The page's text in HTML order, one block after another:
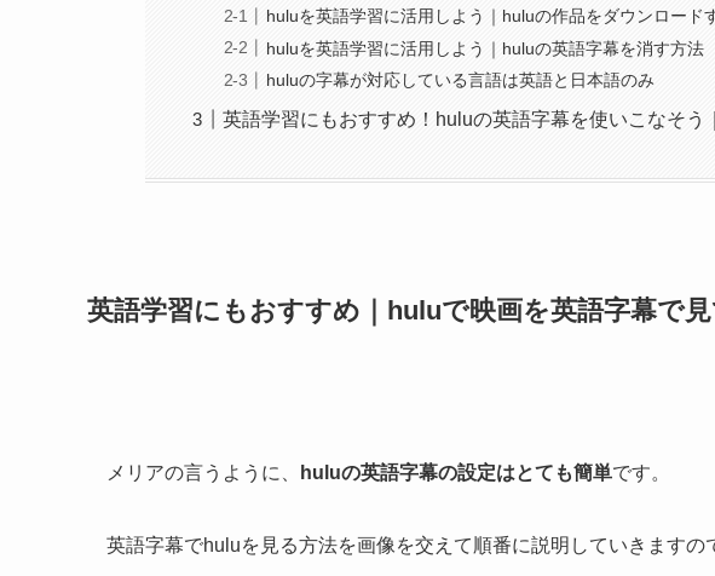
huluを英語学習に活用しよう｜huluの作品をダウンロード
huluを英語学習に活用しよう｜huluの英語字幕を消す方法
huluの字幕が対応している言語は英語と日本語のみ
英語学習にもおすすめ！huluの英語字幕を使いこなそう
英語学習にもおすすめ｜huluで映画を英語字幕で見
メリアの言うように、 huluの英語字幕の設定はとても簡単です。
英語字幕でhuluを見る方法を画像を交えて順番に説明していきますの